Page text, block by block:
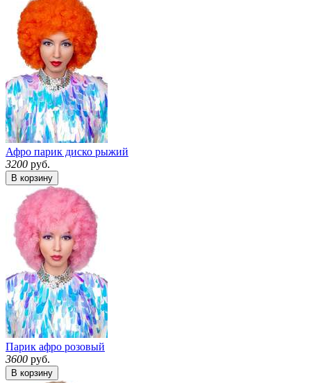
Афро парик диско рыжий
3200 руб.
В корзину
Парик афро розовый
3600 руб.
В корзину